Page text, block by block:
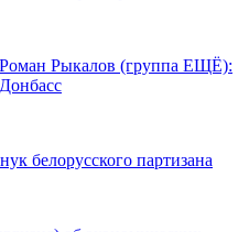
Рыкалов (группа ЕЩЁ):
белорусского партизана